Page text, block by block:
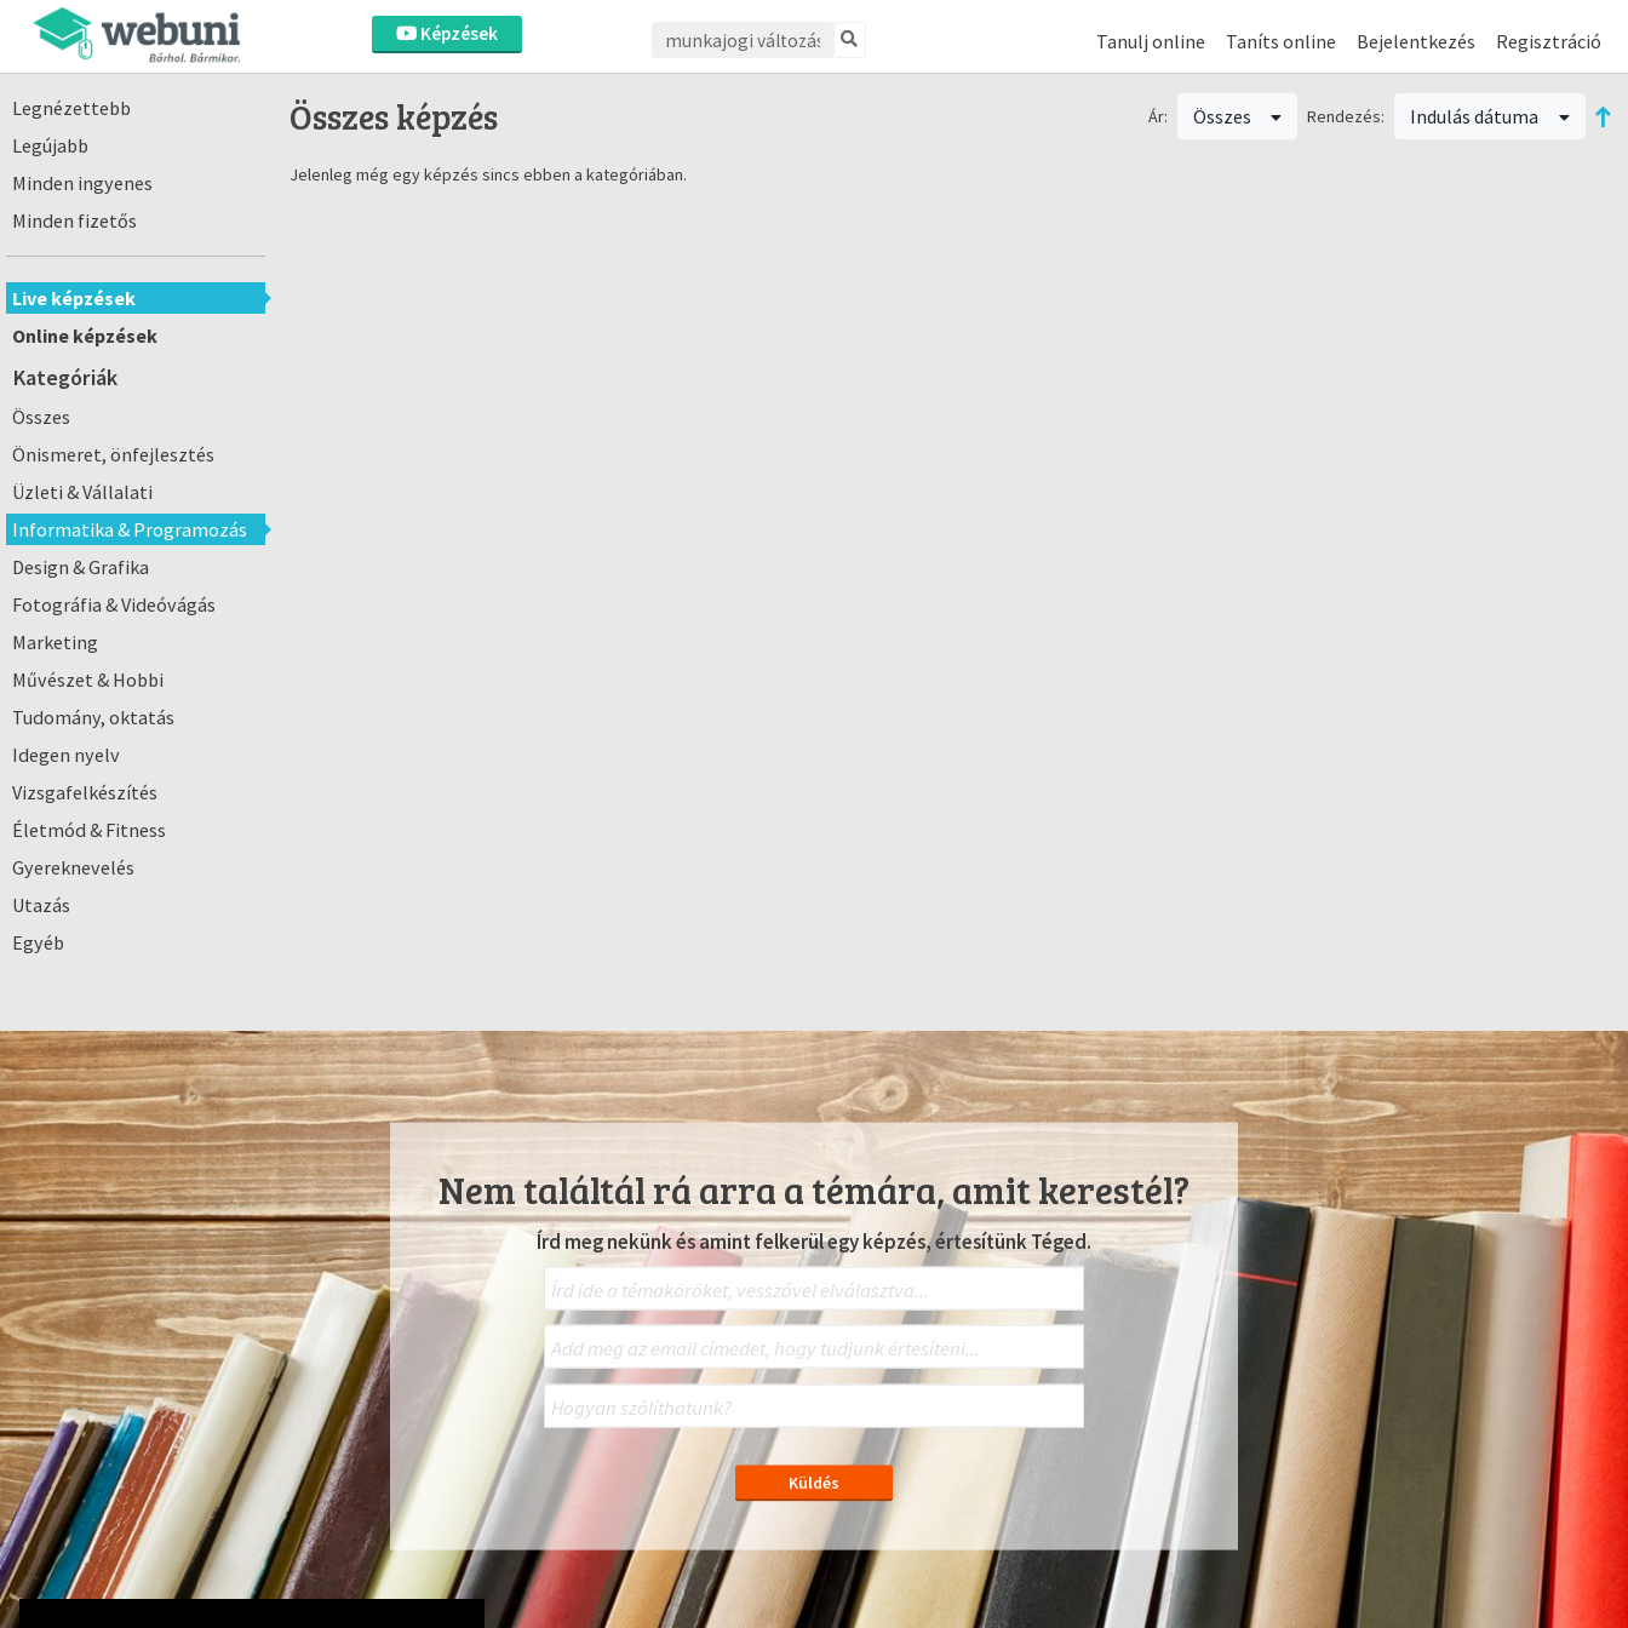
Képzések Tanulj online Taníts online Bejelentkezés Regisztráció
Legnézettebb
Legújabb
Minden ingyenes
Minden fizetős
Live képzések
Online képzések
Kategóriák
Összes
Önismeret, önfejlesztés
Üzleti & Vállalati
Informatika & Programozás
Design & Grafika
Fotográfia & Videóvágás
Marketing
Művészet & Hobbi
Tudomány, oktatás
Idegen nyelv
Vizsgafelkészítés
Életmód & Fitness
Gyereknevelés
Utazás
Egyéb
Összes képzés Ár: Összes Rendezés: Indulás dátuma
Jelenleg még egy képzés sincs ebben a kategóriában.
Nem találtál rá arra a témára, amit kerestél?
Írd meg nekünk és amint felkerül egy képzés, értesítünk Téged.